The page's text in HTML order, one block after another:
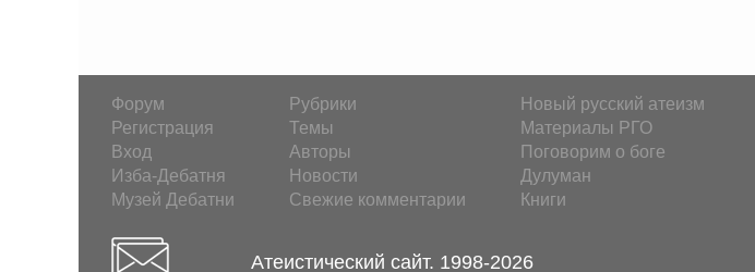
Форум
Регистрация
Вход
Изба-Дебатня
Музей Дебатни
Рубрики
Темы
Авторы
Новости
Свежие комментарии
Новый русский атеизм
Материалы РГО
Поговорим о боге
Дулуман
Книги
Атеистический сайт. 1998-2026